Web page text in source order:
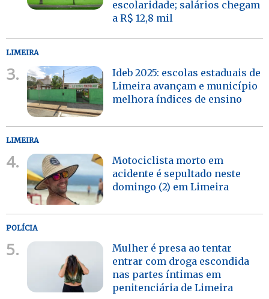
escolaridade; salários chegam
a R$ 12,8 mil
LIMEIRA
3.
Ideb 2025: escolas estaduais de
Limeira avançam e município
melhora índices de ensino
LIMEIRA
4.
Motociclista morto em
acidente é sepultado neste
domingo (2) em Limeira
POLÍCIA
5.
Mulher é presa ao tentar
entrar com droga escondida
nas partes íntimas em
penitenciária de Limeira